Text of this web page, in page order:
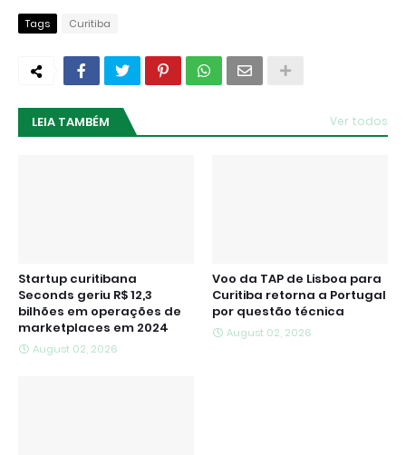
Tags Curitiba
LEIA TAMBÉM Ver todos
Startup curitibana
Seconds geriu R$ 12,3
bilhões em operações de
marketplaces em 2024
August 02, 2026
Voo da TAP de Lisboa para
Curitiba retorna a Portugal
por questão técnica
August 02, 2026